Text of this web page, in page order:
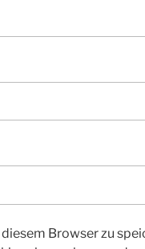
Browser zu